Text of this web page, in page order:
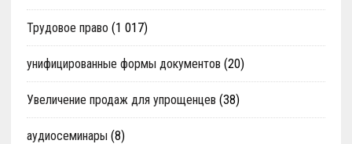
Трудовое право (1 017)
унифицированные формы документов (20)
Увеличение продаж для упрощенцев (38)
аудиосеминары (8)